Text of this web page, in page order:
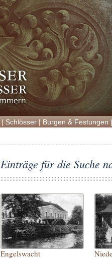
| Schlösser | Burgen & Festungen
Einträge für die Suche
Engelswacht